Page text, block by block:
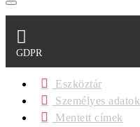
GDPR
Eszköztár
Személyes adatok
Mentett címek